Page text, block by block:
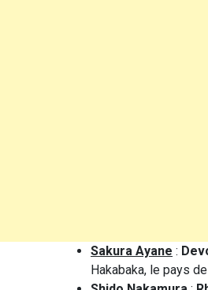
Sakura Ayane :
Hakabaka, le pays